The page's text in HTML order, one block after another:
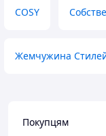
COSY
Жемчужина
Покупцям